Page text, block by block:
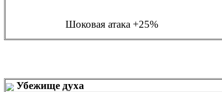
Шоковая атака +25%
Убежище духа